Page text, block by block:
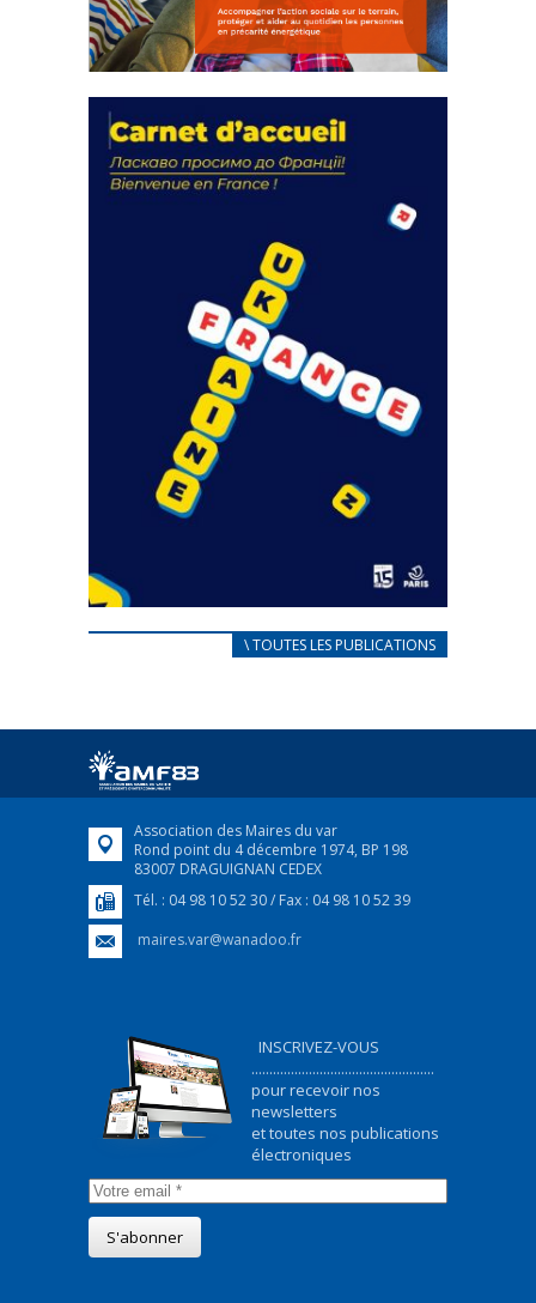
actions
18 septembre 2023
FEUILLETER
CARNET D’ACCUEIL
Afin d’accompagner au mieux les réfugiés
FEUILLETER
\ TOUTES LES PUBLICATIONS
Association des Maires du var
Rond point du 4 décembre 1974, BP 198
83007 DRAGUIGNAN CEDEX
Tél. : 04 98 10 52 30 / Fax : 04 98 10 52 39
maires.var@wanadoo.fr
INSCRIVEZ-VOUS
...................................................
pour recevoir nos
newsletters
et toutes nos publications
électroniques